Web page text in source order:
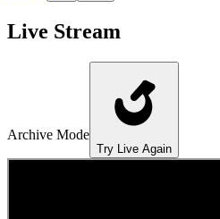
Live Stream
Archive Mode
Try Live Again